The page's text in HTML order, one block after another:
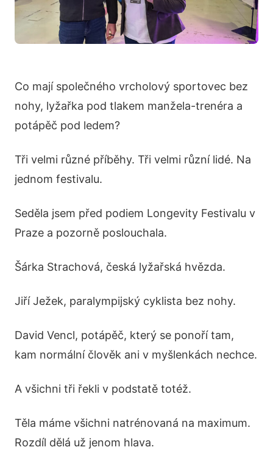
Co mají společného vrcholový sportovec bez
nohy, lyžařka pod tlakem manžela-trenéra a
potápěč pod ledem?
Tři velmi různé příběhy. Tři velmi různí lidé. Na
jednom festivalu.
Seděla jsem před podiem Longevity Festivalu v
Praze a pozorně poslouchala.
Šárka Strachová, česká lyžařská hvězda.
Jiří Ježek, paralympijský cyklista bez nohy.
David Vencl, potápěč, který se ponoří tam,
kam normální člověk ani v myšlenkách nechce.
A všichni tři řekli v podstatě totéž.
Těla máme všichni natrénovaná na maximum.
Rozdíl dělá už jenom hlava.